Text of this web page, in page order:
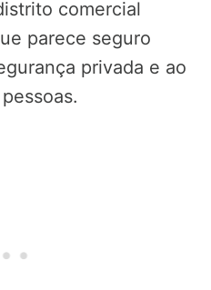
comercial
parece seguro
privada e ao